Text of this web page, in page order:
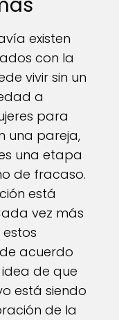
existen
con la
vivir sin un
a
para
una pareja,
una etapa
de fracaso.
está
vez más
acuerdo
de que
está siendo
de la